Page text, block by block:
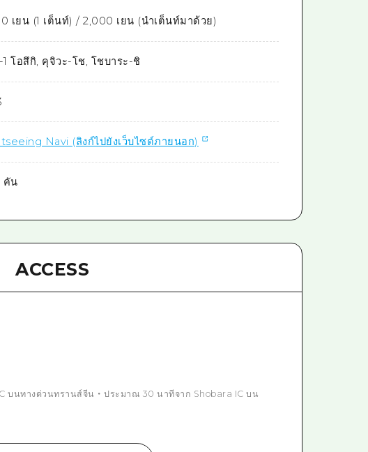
เยน (1 เต็นท์) / 2,000 เยน (นำเต็นท์มาด้วย)
1 โอสึกิ, คุจิวะ-โช, โชบาระ-ชิ
Navi (ลิงก์ไปยังเว็บไซต์ภายนอก)
คัน
ACCESS
บนทางด่วนทรานส์จีน ・ ประมาณ 30 นาทีจาก Shobara IC บน